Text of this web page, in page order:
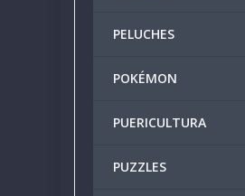
PELUCHES
POKÉMON
PUERICULTURA
PUZZLES